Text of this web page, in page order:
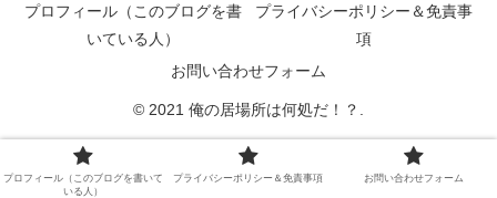
プロフィール（このブログを書
いている人）
プライバシーポリシー＆免責事
項
お問い合わせフォーム
© 2021 俺の居場所は何処だ！？.
プロフィール（このブログを書いて
いる人）
プライバシーポリシー＆免責事項 お問い合わせフォーム